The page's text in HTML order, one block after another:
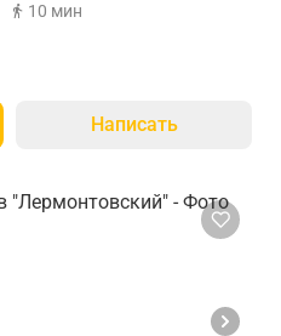
10 мин
Написать